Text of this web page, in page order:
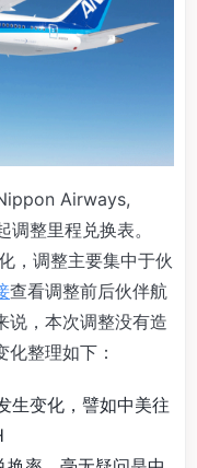
Airways,
整里程兑换表。
，调整主要集中于伙
查看调整前后伙伴航
说，本次调整没有造
整理如下：
生变化，譬如中美往